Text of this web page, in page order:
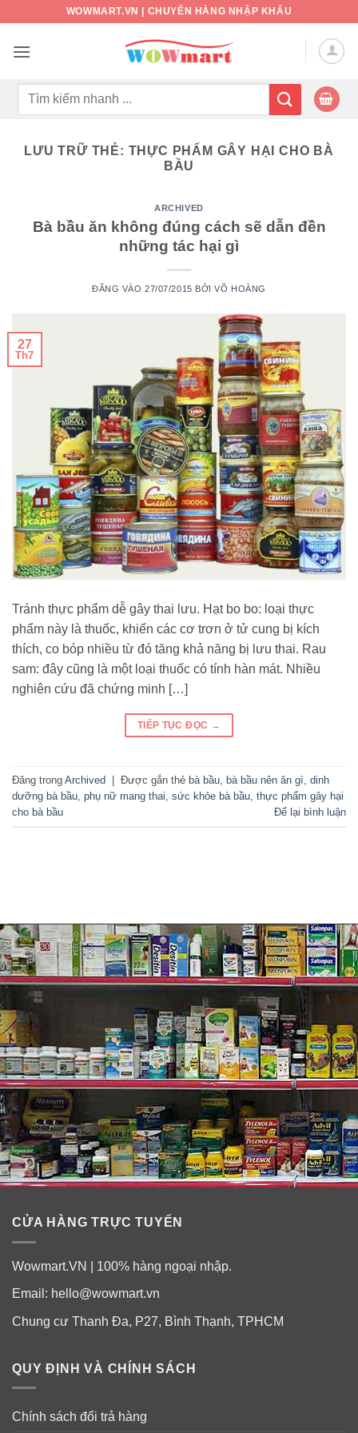
nội
WOWMART.VN | CHUYÊN HÀNG NHẬP KHẨU
Tìm
LƯU TRỮ THẺ: THỰC PHẨM GÂY HẠI CHO BÀ
BẦU
ARCHIVED
Bà bầu ăn không đúng cách sẽ dẫn đền
những tác hại gì
ĐĂNG VÀO27/07/2015 BỞIVÕ HOÀNG
27
Th7
Tránh thực phẩm dễ gây thai lưu. Hạt bo bo: loại thực
phẩm này là thuốc, khiến các cơ trơn ở tử cung bị kích
thích, co bóp nhiều từ đó tăng khả năng bị lưu thai. Rau
sam: đây cũng là một loại thuốc có tính hàn mát. Nhiều
nghiên cứu đã chứng minh […]
TIẾP TỤC ĐỌC →
Đăng trong Archived | Được gắn thẻ bà bầu bà bầu nên ăn gì dinh
dưỡng bà bầu phụ nữ mang thai sức khỏe bà bầu thực phẩm gây hại
cho bà bầu
Để lại bình luận
CỬA HÀNG TRỰC TUYẾN
Wowmart.VN | 100% hàng ngoại nhập.
Email: hello@wowmart.vn
Chung cư Thanh Đa, P27, Bình Thạnh, TPHCM
QUY ĐỊNH VÀ CHÍNH SÁCH
Chính sách đổi trả hàng